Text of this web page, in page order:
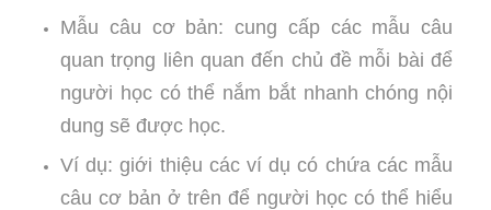
Mẫu câu cơ bản: cung cấp các mẫu câu
quan trọng liên quan đến chủ đề mỗi bài để
người học có thể nắm bắt nhanh chóng nội
dung sẽ được học.
Ví dụ: giới thiệu các ví dụ có chứa các mẫu
câu cơ bản ở trên để người học có thể hiểu